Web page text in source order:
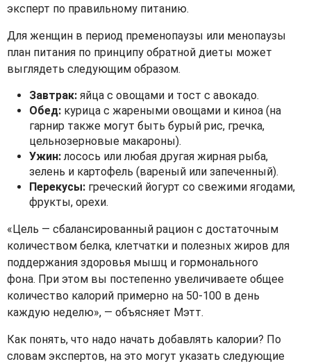
эксперт по правильному питанию.
Для женщин в период пременопаузы или менопаузы
план питания по принципу обратной диеты может
выглядеть следующим образом.
Завтрак: яйца с овощами и тост с авокадо.
Обед: курица с жареными овощами и киноа (на
гарнир также могут быть бурый рис, гречка,
цельнозерновые макароны).
Ужин:лосось или любая другая жирная рыба,
зелень и картофель (вареный или запеченный).
Перекусы: греческий йогурт со свежими ягодами,
фрукты, орехи.
«Цель — сбалансированный рацион с достаточным
количеством белка, клетчатки и полезных жиров для
поддержания здоровья мышц и гормонального
фона. При этом вы постепенно увеличиваете общее
количество калорий примерно на 50-100 в день
каждую неделю», — объясняет Мэтт.
Как понять, что надо начать добавлять калории? По
словам экспертов, на это могут указать следующие